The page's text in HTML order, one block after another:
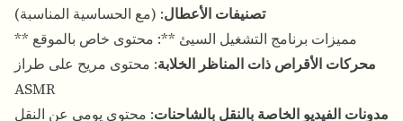
تصنيفات الأعطال: (مع الحساسية المناسبة)
** مميزات برنامج التشغيل السيئ **: محتوى خاص بالموقع
محركات الأقراص ذات المناظر الخلابة: محتوى مريح على طراز
ASMR
مدونات الفيديو الخاصة بالنقل بالشاحنات: محتوى يومي عن النقل